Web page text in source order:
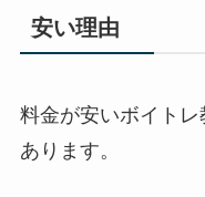
安い理由
料金が安いボイト
あります。